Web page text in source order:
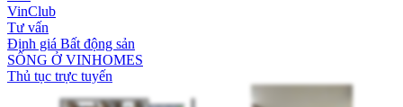
VinClub
Tư vấn
Định giá Bất động sản
SỐNG Ở VINHOMES
Thủ tục trực tuyến